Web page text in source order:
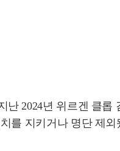
2024년 위르겐 클롭
를 지키거나 명단 제